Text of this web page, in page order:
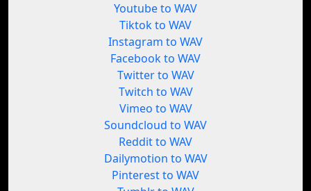
Youtube to WAV
Tiktok to WAV
Instagram to WAV
Facebook to WAV
Twitter to WAV
Twitch to WAV
Vimeo to WAV
Soundcloud to WAV
Reddit to WAV
Dailymotion to WAV
Pinterest to WAV